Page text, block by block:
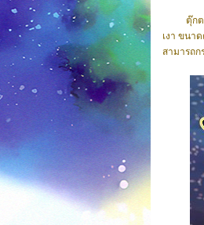
ตุ๊กตาเ
เงา ขนา
สามารถก